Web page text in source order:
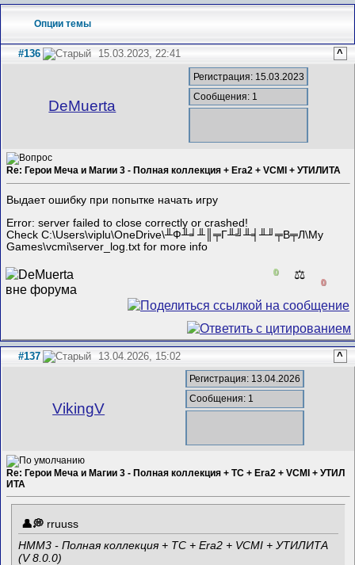
Опции темы
#136 15.03.2023, 22:41 ^
DeMuerta
Регистрация: 15.03.2023
Сообщения: 1
Re: Герои Меча и Магии 3 - Полная коллекция + Era2 + VCMI + УТИЛИТА
Выдает ошибку при попытке начать игру
Error: server failed to close correctly or crashed!
Check C:\Users\viplu\OneDrive\╨Ф╨╛╨║╤Г╨╝╨╡╨╜╤В╤Л\My
Games\vcmi\server_log.txt for more info
0 ⚖️
0
#137 13.04.2026, 15:02 ^
VikingV
Регистрация: 13.04.2026
Сообщения: 1
Re: Герои Меча и Магии 3 - Полная коллекция + TC + Era2 + VCMI + УТИЛ
ИТА
rruuss
HMM3 - Полная коллекция + TC + Era2 + VCMI + УТИЛИТА
(V 8.0.0)